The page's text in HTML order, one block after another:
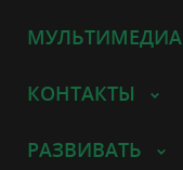
МУЛЬТИМЕДИА
КОНТАКТЫ
РАЗВИВАТЬ